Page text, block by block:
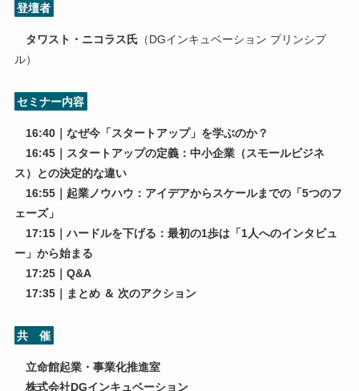
登壇者
タワスト・ニコラス氏（DGインキュベーション プリンシプ
ル）
セミナー内容
16:40｜なぜ今「スタートアップ」を学ぶのか？
16:45｜スタートアップの定義：中小企業（スモールビジネ
ス）との決定的な違い
16:55｜起業ノウハウ：アイデアからスケールまでの「5つのフ
ェーズ」
17:15｜ハードルを下げる：最初の1歩は「1人へのインタビュ
ー」から始まる
17:25｜Q&A
17:35｜まとめ ＆ 次のアクション
共 催
立命館起業・事業化推進室
株式会社DGインキュベーション